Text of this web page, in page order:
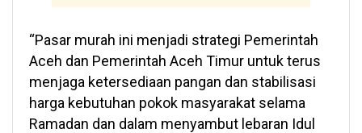
“Pasar murah ini menjadi strategi Pemerintah
Aceh dan Pemerintah Aceh Timur untuk terus
menjaga ketersediaan pangan dan stabilisasi
harga kebutuhan pokok masyarakat selama
Ramadan dan dalam menyambut lebaran Idul